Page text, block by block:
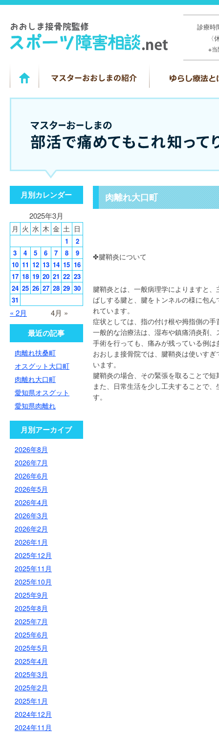
診療
※
肉離れ大口町
✤腱鞘炎について
腱鞘炎とは、一般病理学によりますと
ばしする腱と、腱をトンネルの様に包
れています。
症状としては、指の付け根や拇指側の
一般的な治療法は、湿布や鎮痛消炎剤
手術を行っても、痛みが残っている例は
おおしま接骨院では、腱鞘炎は使いす
います。
腱鞘炎の場合、その緊張を取ることで
また、日常生活を少し工夫することで
す。
月別カレンダー
2025年3月
月 火 水 木 金 土 日
« 2月 4月 »
1
2
3
4 5 6 7 8
9
10 11 12 13 14 15 16
17 18 19 20 21 22 23
24 25 26 27 28 29 30
31
最近の記事
肉離れ扶桑町
オスグット大口町
肉離れ大口町
愛知県オスグット
愛知県肉離れ
月別アーカイブ
2026年8月
2026年7月
2026年6月
2026年5月
2026年4月
2026年3月
2026年2月
2026年1月
2025年12月
2025年11月
2025年10月
2025年9月
2025年8月
2025年7月
2025年6月
2025年5月
2025年4月
2025年3月
2025年2月
2025年1月
2024年12月
2024年11月